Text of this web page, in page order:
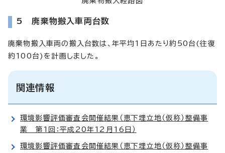
5 廃棄物搬入車両台数
廃棄物搬入車両の搬入台数は、年平均1日あたり約50台(往復
約100台)を計画しました。
関連情報
環境影響評価審査会開催結果（恵下埋立地（仮称）整備事
業 第1回：平成20年12月16日）
環境影響評価審査会開催結果（恵下埋立地（仮称）整備事